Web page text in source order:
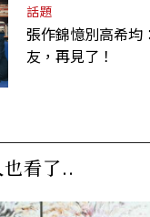
話題
張作錦憶別高希均
友，再見了！
看了..